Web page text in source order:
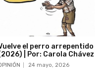
el perro arrepentido
| Por: Carola Chávez
24 mayo, 2026